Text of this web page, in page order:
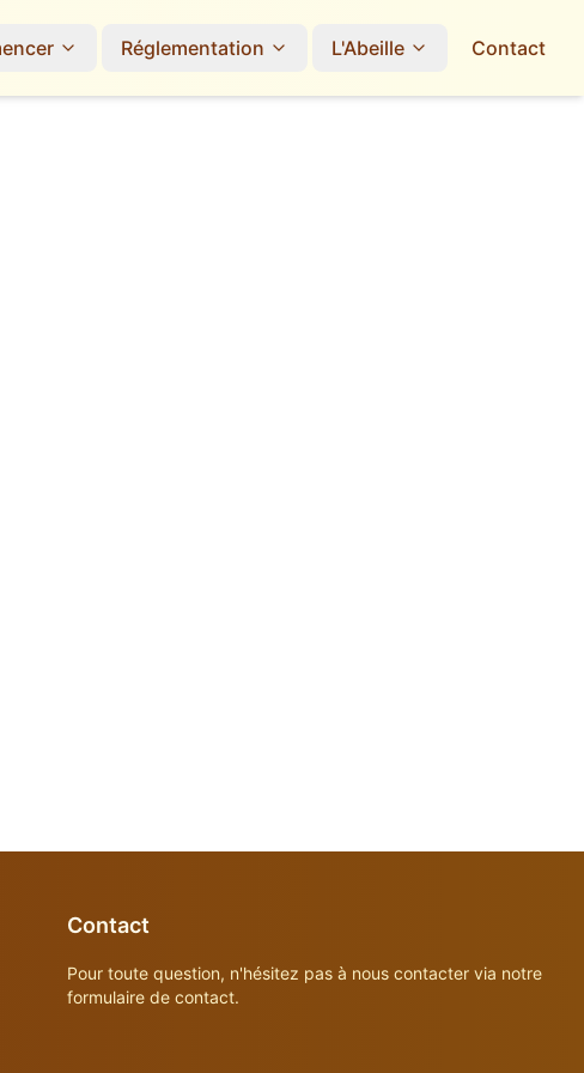
Réglementation L'Abeille Contact
Contact
Pour toute question, n'hésitez pas à nous contacter via notre
formulaire de contact.